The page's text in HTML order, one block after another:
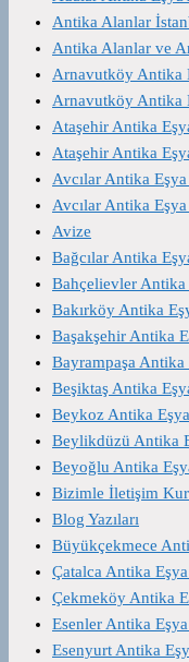
Antika Alanlar
Antika Alanlar ve
Arnavutköy Antika
Arnavutköy Antika
Ataşehir Antika
Ataşehir Antika
Avcılar Antika
Avcılar Antika
Avize
Bağcılar Antika
Bahçelievler Antika
Bakırköy Antika
Başakşehir Antika
Bayrampaşa Antika
Beşiktaş Antika
Beykoz Antika
Beylikdüzü Antika
Beyoğlu Antika
Bizimle İletişim
Blog Yazıları
Büyükçekmece
Çatalca Antika
Çekmeköy Antika
Esenler Antika
Esenyurt Antika